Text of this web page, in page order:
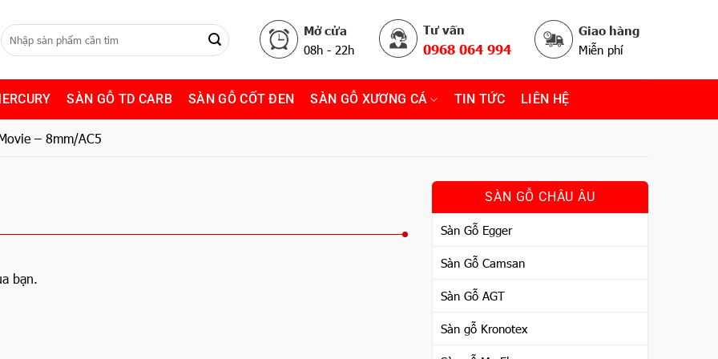
Mở cửa
08h - 22h
Tư vấn
0968 064 994
Giao hàng
Miễn phí
SÀN GỖ TD CARB SÀN GỖ CỐT ĐEN SÀN GỖ XƯƠNG CÁ TIN TỨC LIÊN HỆ
– 8mm/AC5
bạn.
SÀN GỖ CHÂU ÂU
Sàn Gỗ Egger
Sàn Gỗ Camsan
Sàn Gỗ AGT
Sàn gỗ Kronotex